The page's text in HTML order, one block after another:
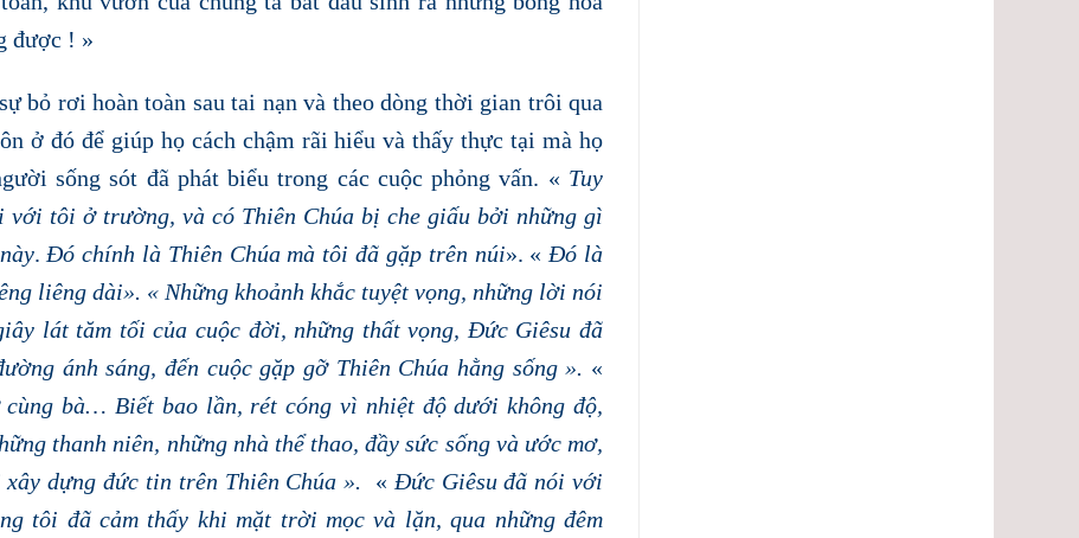
được ! »
bỏ rơi hoàn toàn sau tai nạn và theo dòng thời gian trôi qua
ở đó để giúp họ cách chậm rãi hiểu và thấy thực tại mà họ
sống sót đã phát biểu trong các cuộc phỏng vấn. « Tuy
với tôi ở trường, và có Thiên Chúa bị che giấu bởi những gì
.Đó chính là Thiên Chúa mà tôi đã gặp trên núi». «Đó là
liêng dài». « Những khoảnh khắc tuyệt vọng, những lời nói
lát tăm tối của cuộc đời, những thất vọng, Đức Giêsu đã
ánh sáng, đến cuộc gặp gỡ Thiên Chúa hằng sống ». «
cùng bà… Biết bao lần, rét cóng vì nhiệt độ dưới không độ,
thanh niên, những nhà thể thao, đầy sức sống và ước mơ,
dựng đức tin trên Thiên Chúa ». « Đức Giêsu đã nói với
tôi đã cảm thấy khi mặt trời mọc và lặn, qua những đêm